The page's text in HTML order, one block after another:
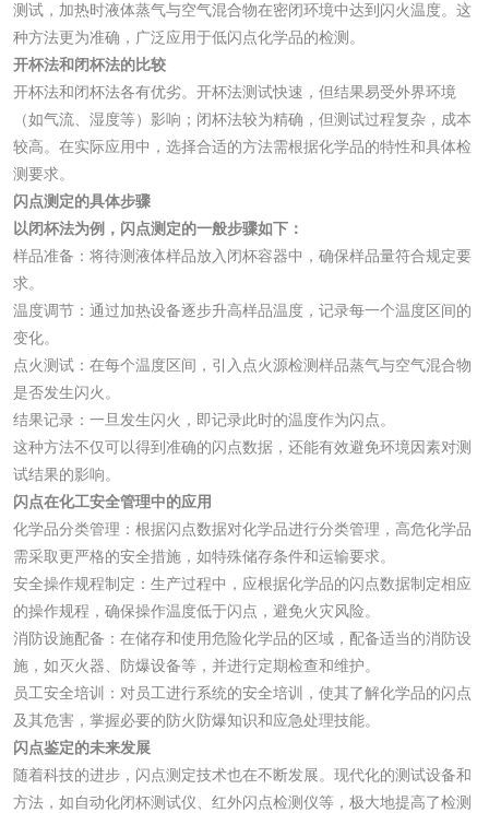
测试，加热时液体蒸气与空气混合物在密闭环境中达到闪火温度。这
种方法更为准确，广泛应用于低闪点化学品的检测。
开杯法和闭杯法的比较
开杯法和闭杯法各有优劣。开杯法测试快速，但结果易受外界环境
（如气流、湿度等）影响；闭杯法较为精确，但测试过程复杂，成本
较高。在实际应用中，选择合适的方法需根据化学品的特性和具体检
测要求。
闪点测定的具体步骤
以闭杯法为例，闪点测定的一般步骤如下：
样品准备：将待测液体样品放入闭杯容器中，确保样品量符合规定要
求。
温度调节：通过加热设备逐步升高样品温度，记录每一个温度区间的
变化。
点火测试：在每个温度区间，引入点火源检测样品蒸气与空气混合物
是否发生闪火。
结果记录：一旦发生闪火，即记录此时的温度作为闪点。
这种方法不仅可以得到准确的闪点数据，还能有效避免环境因素对测
试结果的影响。
闪点在化工安全管理中的应用
化学品分类管理：根据闪点数据对化学品进行分类管理，高危化学品
需采取更严格的安全措施，如特殊储存条件和运输要求。
安全操作规程制定：生产过程中，应根据化学品的闪点数据制定相应
的操作规程，确保操作温度低于闪点，避免火灾风险。
消防设施配备：在储存和使用危险化学品的区域，配备适当的消防设
施，如灭火器、防爆设备等，并进行定期检查和维护。
员工安全培训：对员工进行系统的安全培训，使其了解化学品的闪点
及其危害，掌握必要的防火防爆知识和应急处理技能。
闪点鉴定的未来发展
随着科技的进步，闪点测定技术也在不断发展。现代化的测试设备和
方法，如自动化闭杯测试仪、红外闪点检测仪等，极大地提高了检测
有机肥检测
磷酸肥料检测
乳酸钠检测
油墨检测 凹版油墨和柔印油
墨检测
陶瓷颜料检测
油墨成分分析
玻璃画颜料检测 儿童水粉画颜料检
测
水性印刷油墨检测
油品